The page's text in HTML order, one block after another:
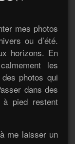
mes photos
ou d’été.
horizons. En
les
photos qui
dans des
à pied restent
me laisser un